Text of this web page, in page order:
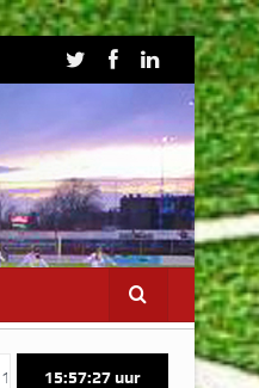
op maandag 3 augustus
15:57:28uur